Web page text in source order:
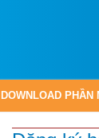
DOWNLOAD PHẦN